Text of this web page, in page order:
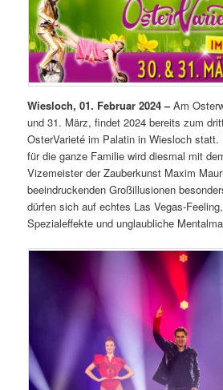
Wiesloch, 01. Februar 2024 –Am
und 31. März, findet 2024 bereits zum
OsterVarieté im Palatin in Wiesloch
für die ganze Familie wird diesmal mit
Vizemeister der Zauberkunst Maxim
beeindruckenden Großillusionen
dürfen sich auf echtes Las Vegas-
Spezialeffekte und unglaubliche